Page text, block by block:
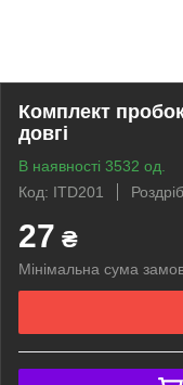
Комплект
довгі
В наявності 3532 од.
Код: ITD201
Роздріб
27 ₴
Мінімальна сума